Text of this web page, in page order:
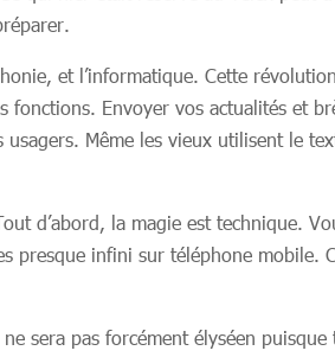
et l’informatique. Cette
fonctions. Envoyer vos actualités et
usagers. Même les vieux utilisent le
d’abord, la magie est technique.
presque infini sur téléphone mobile.
sera pas forcément élyséen